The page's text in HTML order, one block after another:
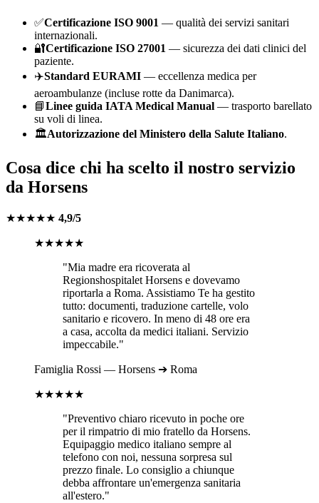
✅Certificazione ISO 9001 — qualità dei servizi sanitari
internazionali.
🔐Certificazione ISO 27001 — sicurezza dei dati clinici del
paziente.
✈️Standard EURAMI — eccellenza medica per
aeroambulanze (incluse rotte da Danimarca).
📘Linee guida IATA Medical Manual — trasporto barellato
su voli di linea.
🏛️Autorizzazione del Ministero della Salute Italiano.
Cosa dice chi ha scelto il nostro servizio
da Horsens
★★★★★ 4,9/5
★★★★★
"Mia madre era ricoverata al
Regionshospitalet Horsens e dovevamo
riportarla a Roma. Assistiamo Te ha gestito
tutto: documenti, traduzione cartelle, volo
sanitario e ricovero. In meno di 48 ore era
a casa, accolta da medici italiani. Servizio
impeccabile."
Famiglia Rossi — Horsens ➔ Roma
★★★★★
"Preventivo chiaro ricevuto in poche ore
per il rimpatrio di mio fratello da Horsens.
Equipaggio medico italiano sempre al
telefono con noi, nessuna sorpresa sul
prezzo finale. Lo consiglio a chiunque
debba affrontare un'emergenza sanitaria
all'estero."